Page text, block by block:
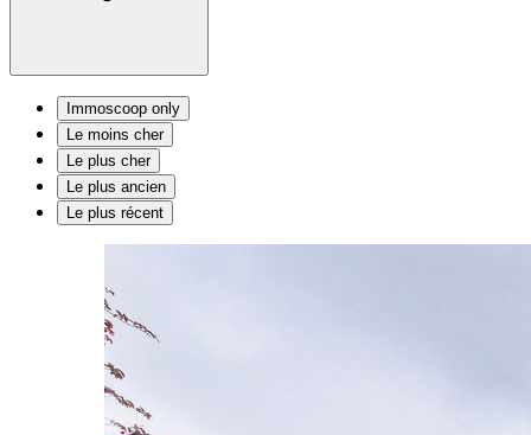
Immoscoop only
Le moins cher
Le plus cher
Le plus ancien
Le plus récent